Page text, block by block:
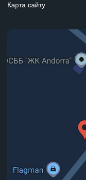
Карта сайту